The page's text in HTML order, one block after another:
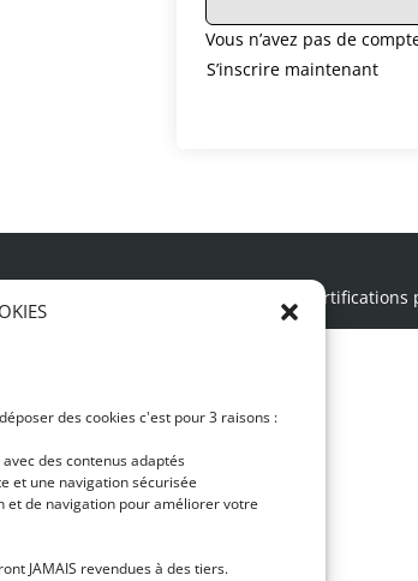
des cookies c'est pour 3 raisons :
des contenus adaptés
et une navigation sécurisée
et de navigation pour améliorer votre
JAMAIS revendues à des tiers.
Vous n’avez pas de
S’inscrire maintenant
de DJ et de production musicale •